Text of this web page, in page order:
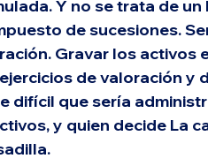
Y no se trata de
de sucesiones.
Gravar los activos
de valoración y
difícil que sería
y quien decide La